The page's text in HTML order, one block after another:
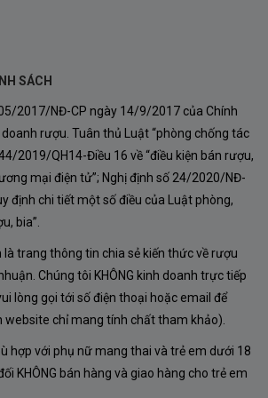
Sparkling Extra Brut
giữa hai giống nho nổi tiếng thế
Thanh Lịch Và Tươi Mát
nho trắng nổi tiếng thường được
này mang đến cho rượu:
SÁCH
2017/NĐ-CP ngày 14/9/2017 của Chính
rượu. Tuân thủ Luật “phòng chống tác
2019/QH14-Điều 16 về “điều kiện bán rượu,
mại điện tử”; Nghị định số 24/2020/NĐ-
định chi tiết một số điều của Luật phòng,
bia”.
trang thông tin chia sẻ kiến thức về rượu
Chúng tôi KHÔNG kinh doanh trực tiếp
lòng gọi tới số điện thoại hoặc email để
chỉ mang tính chất tham khảo).
hợp với phụ nữ mang thai và trẻ em dưới 18
KHÔNG bán hàng và giao hàng cho trẻ em